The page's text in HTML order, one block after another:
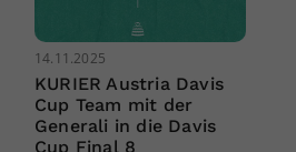
14.11.2025
KURIER Austria Davis
Cup Team mit der
Generali in die Davis
Cup Final 8